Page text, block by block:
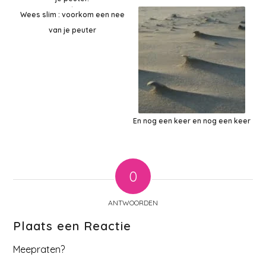
Wees slim : voorkom een nee
van je peuter
En nog een keer en nog een keer
0
ANTWOORDEN
Plaats een Reactie
Meepraten?